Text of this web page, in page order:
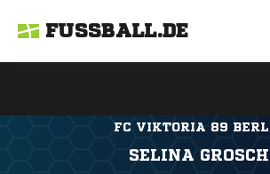
FUSSBALL.DE
FC VIKTORIA 89
SELINA GROSCH